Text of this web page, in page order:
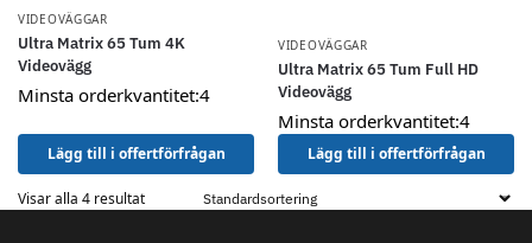
VIDEOVÄGGAR
Ultra Matrix 65 Tum 4K
Videovägg
Minsta orderkvantitet:4
Lägg till i offertförfrågan
VIDEOVÄGGAR
Ultra Matrix 65 Tum Full HD
Videovägg
Minsta orderkvantitet:4
Lägg till i offertförfrågan
Visar alla 4 resultat